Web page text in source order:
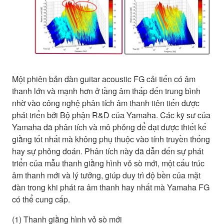
Một phiên bản đàn guitar acoustic FG cải tiến có âm
thanh lớn và mạnh hơn ở tầng âm thấp đến trung bình
nhờ vào công nghệ phân tích âm thanh tiên tiến được
phát triển bởi Bộ phận R&D của Yamaha. Các kỹ sư của
Yamaha đã phân tích và mô phỏng để đạt được thiết kế
giằng tốt nhất mà không phụ thuộc vào tính truyền thống
hay sự phỏng đoán. Phân tích này đã dẫn đến sự phát
triển của mẫu thanh giằng hình vỏ sò mới, một cấu trúc
âm thanh mới và lý tưởng, giúp duy trì độ bền của mặt
đàn trong khi phát ra âm thanh hay nhất mà Yamaha FG
có thể cung cấp.
(1) Thanh giằng hình vỏ sò mới